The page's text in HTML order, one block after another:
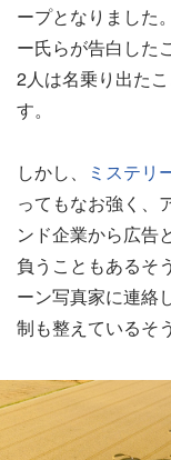
ープとなりました
ー氏らが告白した
2人は名乗り出た
す。
しかし、 ミステリ
ってもなお強く、
ンド企業から広告
負うこともあるそ
ーン写真家に連絡
制も整えているそ